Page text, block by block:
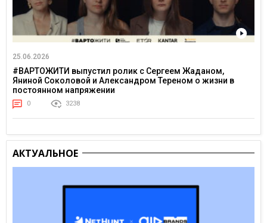
25.06.2026
#ВАРТОЖИТИ выпустил ролик с Сергеем Жаданом,
Яниной Соколовой и Александром Тереном о жизни в
постоянном напряжении
0 3238
АКТУАЛЬНОЕ